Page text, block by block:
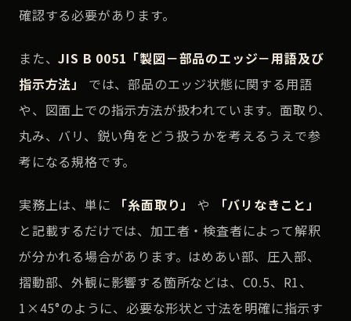
確認する必要があります。
また、JIS B 0051「製図－部品のエッジ－用語及び
指示方法」
では、部品のエッジ状態に関する用語
や、図面上での指示方法が扱われています。面取り、
丸み、バリ、鋭い角をどう扱うかを考えるうえで参
考になる規格です。
実務上は、単に 「糸面取り」 や
「バリなきこと」
と記載するだけでは、加工者・検査者によって解釈
が分かれる場合があります。はめあい部、圧入部、
摺動部、外観に影響する箇所などは、C0.5、R1、
1×45°のように、必要な形状と寸法を明確に指示す